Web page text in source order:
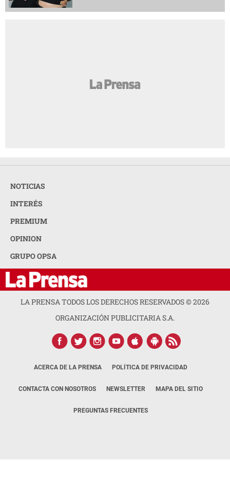
NOTICIAS
INTERÉS
PREMIUM
OPINION
GRUPO OPSA
LA PRENSA TODOS LOS DERECHOS RESERVADOS ©2026
ORGANIZACIÓN PUBLICITARIA S.A.
ACERCA DE LA PRENSA POLÍTICA DE PRIVACIDAD
CONTACTA CON NOSOTROS NEWSLETTER MAPA DEL SITIO
PREGUNTAS FRECUENTES